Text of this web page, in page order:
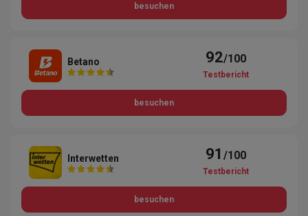
besuchen
Betano 92/100
Testbericht
besuchen
Interwetten 91/100
Testbericht
besuchen